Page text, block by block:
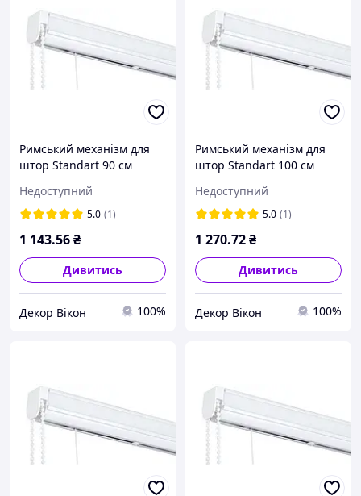
Римський механізм для
штор Standart 90 см
Недоступний
5.0 (1)
1 143.56₴
Дивитись
Декор Вікон 100%
Римський механізм для
штор Standart 100 см
Недоступний
5.0 (1)
1 270.72₴
Дивитись
Декор Вікон 100%